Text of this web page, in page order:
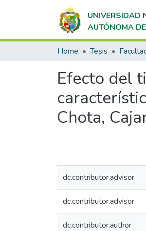
UNIVERSIDAD
AUTÓNOMA
Home Tesis
Efecto del
Chota,
dc.contributor.advisor
dc.contributor.advisor
dc.contributor.author